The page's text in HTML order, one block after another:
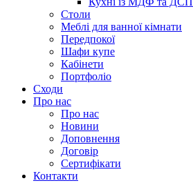
Cтоли
Меблі для ванної кімнати
Передпокої
Шафи купе
Кабінети
Портфоліо
Сходи
Про нас
Про нас
Новини
Доповнення
Договір
Сертифікати
Контакти